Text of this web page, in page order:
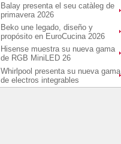
Balay presenta el seu catàleg de
primavera 2026
Beko une legado, diseño y
propósito en EuroCucina 2026
Hisense muestra su nueva gama
de RGB MiniLED 26
Whirlpool presenta su nueva gama
de electros integrables